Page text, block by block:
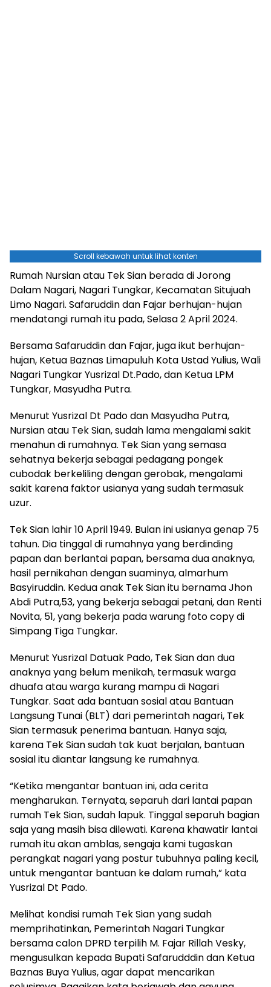
Scroll kebawah untuk lihat konten
Rumah Nursian atau Tek Sian berada di Jorong
Dalam Nagari, Nagari Tungkar, Kecamatan Situjuah
Limo Nagari. Safaruddin dan Fajar berhujan-hujan
mendatangi rumah itu pada, Selasa 2 April 2024.
Bersama Safaruddin dan Fajar, juga ikut berhujan-
hujan, Ketua Baznas Limapuluh Kota Ustad Yulius, Wali
Nagari Tungkar Yusrizal Dt.Pado, dan Ketua LPM
Tungkar, Masyudha Putra.
Menurut Yusrizal Dt Pado dan Masyudha Putra,
Nursian atau Tek Sian, sudah lama mengalami sakit
menahun di rumahnya. Tek Sian yang semasa
sehatnya bekerja sebagai pedagang pongek
cubodak berkeliling dengan gerobak, mengalami
sakit karena faktor usianya yang sudah termasuk
uzur.
Tek Sian lahir 10 April 1949. Bulan ini usianya genap 75
tahun. Dia tinggal di rumahnya yang berdinding
papan dan berlantai papan, bersama dua anaknya,
hasil pernikahan dengan suaminya, almarhum
Basyiruddin. Kedua anak Tek Sian itu bernama Jhon
Abdi Putra,53, yang bekerja sebagai petani, dan Renti
Novita, 51, yang bekerja pada warung foto copy di
Simpang Tiga Tungkar.
Menurut Yusrizal Datuak Pado, Tek Sian dan dua
anaknya yang belum menikah, termasuk warga
dhuafa atau warga kurang mampu di Nagari
Tungkar. Saat ada bantuan sosial atau Bantuan
Langsung Tunai (BLT) dari pemerintah nagari, Tek
Sian termasuk penerima bantuan. Hanya saja,
karena Tek Sian sudah tak kuat berjalan, bantuan
sosial itu diantar langsung ke rumahnya.
“Ketika mengantar bantuan ini, ada cerita
mengharukan. Ternyata, separuh dari lantai papan
rumah Tek Sian, sudah lapuk. Tinggal separuh bagian
saja yang masih bisa dilewati. Karena khawatir lantai
rumah itu akan amblas, sengaja kami tugaskan
perangkat nagari yang postur tubuhnya paling kecil,
untuk mengantar bantuan ke dalam rumah,” kata
Yusrizal Dt Pado.
Melihat kondisi rumah Tek Sian yang sudah
memprihatinkan, Pemerintah Nagari Tungkar
bersama calon DPRD terpilih M. Fajar Rillah Vesky,
mengusulkan kepada Bupati Safarudddin dan Ketua
Baznas Buya Yulius, agar dapat mencarikan